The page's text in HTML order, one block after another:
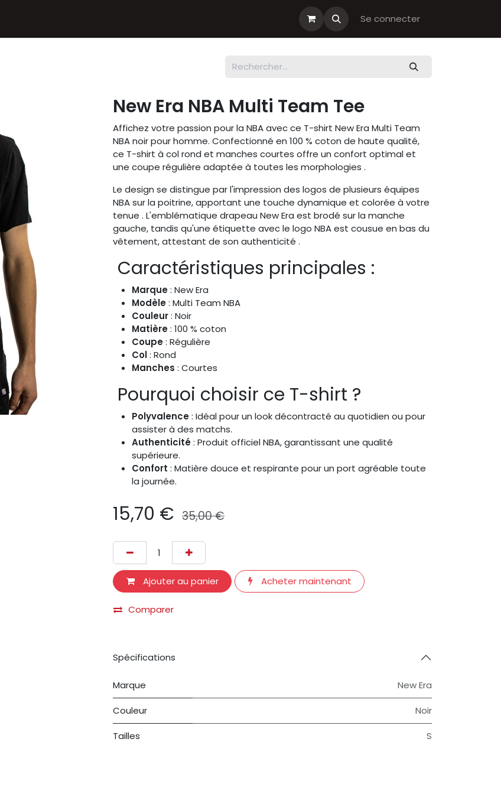
Boutiques Club Se connecter
New Era NBA Multi Team Tee
Affichez votre passion pour la NBA avec ce T-shirt New Era Multi Team
NBA noir pour homme. Confectionné en 100 % coton de haute qualité,
ce T-shirt à col rond et manches courtes offre un confort optimal et
une coupe régulière adaptée à toutes les morphologies .
Le design se distingue par l'impression des logos de plusieurs équipes
NBA sur la poitrine, apportant une touche dynamique et colorée à votre
tenue . L'emblématique drapeau New Era est brodé sur la manche
gauche, tandis qu'une étiquette avec le logo NBA est cousue en bas du
vêtement, attestant de son authenticité .
Caractéristiques principales :
Marque: New Era
Modèle: Multi Team NBA
Couleur: Noir
Matière: 100 % coton
Coupe: Régulière
Col: Rond
Manches : Courtes
Pourquoi choisir ce T-shirt ?
Polyvalence: Idéal pour un look décontracté au quotidien ou pour
assister à des matchs.
Authenticité: Produit officiel NBA, garantissant une qualité
supérieure.
Confort : Matière douce et respirante pour un port agréable toute
la journée.
15,70 € 35,00€
Ajouter au panier Acheter maintenant
Comparer
Spécifications
Marque New Era
Couleur Noir
Tailles S